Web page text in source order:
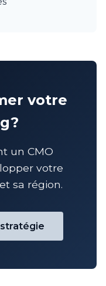
votre
un CMO
votre
sa région.